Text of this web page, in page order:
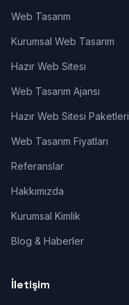
Web Tasarım
Kurumsal Web Tasarım
Hazır Web Sitesi
Web Tasarım Ajansı
Hazır Web Sitesi Paketleri
Web Tasarım Fiyatları
Referanslar
Hakkımızda
Kurumsal Kimlik
Blog & Haberler
İletişim